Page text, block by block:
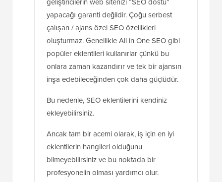
yapacağı garanti değildir. Çoğu serbest
çalışan / ajans özel SEO özellikleri
oluşturmaz. Genellikle All in One SEO gibi
popüler eklentileri kullanırlar çünkü bu
onlara zaman kazandırır ve tek bir ajansın
inşa edebileceğinden çok daha güçlüdür.
Bu nedenle, SEO eklentilerini kendiniz
ekleyebilirsiniz.
Ancak tam bir acemi olarak, iş için en iyi
eklentilerin hangileri olduğunu
bilmeyebilirsiniz ve bu noktada bir
profesyonelin olması yardımcı olur.